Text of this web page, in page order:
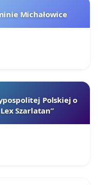
Michałowice
Polskiej o
Szarlatan”